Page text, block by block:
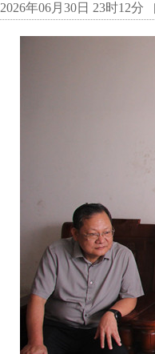
2026年06月30日 23时12分